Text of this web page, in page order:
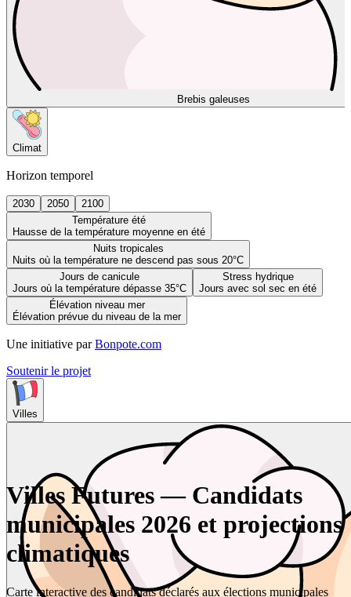
Brebis galeuses
Climat
Horizon temporel
2030 2050
2100
Température été
Hausse de la température moyenne en été
Nuits tropicales
Nuits où la température ne descend pas sous 20°C
Jours de canicule
Jours où la température dépasse 35°C
Stress hydrique
Jours avec sol sec en été
Élévation niveau mer
Élévation prévue du niveau de la mer
Une initiative par Bonpote.com
Soutenir le projet
Villes
Villes Futures — Candidats
municipales 2026 et projections
climatiques
Carte interactive des candidats déclarés aux élections municipales